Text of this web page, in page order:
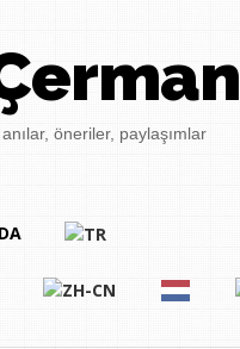
öneriler, paylaşımlar